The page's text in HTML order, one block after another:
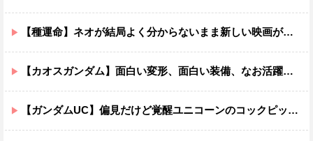
【種運命】ネオが結局よく分からないまま新しい映画が終わった後ももやもやしてる
【カオスガンダム】面白い変形、面白い装備、なお活躍…
【ガンダムUC】偏見だけど覚醒ユニコーンのコックピットってエアコンの効きが強そうでいいよね